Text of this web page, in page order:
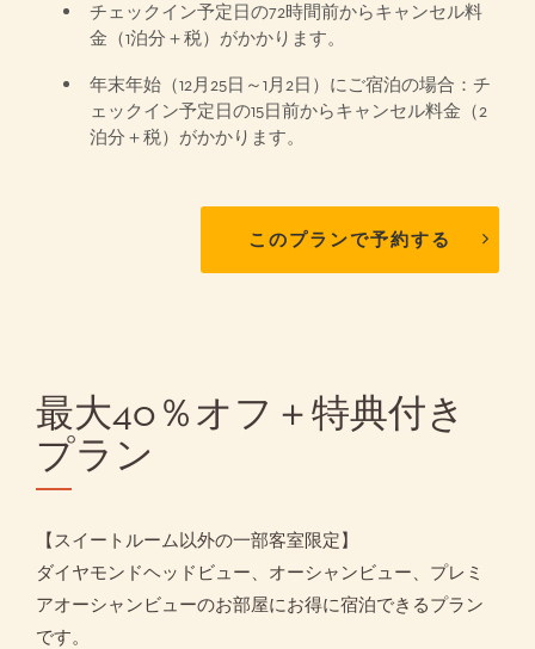
チェックイン予定日の72時間前からキャンセル料
金（1泊分＋税）がかかります。
年末年始（12月25日～1月2日）にご宿泊の場合：チ
ェックイン予定日の15日前からキャンセル料金（2
泊分＋税）がかかります。
このプランで予約する
最大40％オフ＋特典付き
プラン
【スイートルーム以外の一部客室限定】
ダイヤモンドヘッドビュー、オーシャンビュー、プレミ
アオーシャンビューのお部屋にお得に宿泊できるプラン
です。